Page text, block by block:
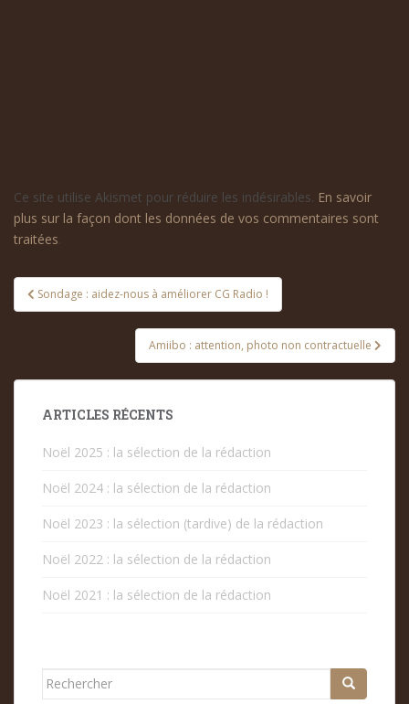
Ce site utilise Akismet pour réduire les indésirables. En savoir
plus sur la façon dont les données de vos commentaires sont
traitées.
Navigation
de
Sondage : aidez-nous à améliorer CG Radio !
Amiibo : attention, photo non contractuelle
ARTICLES RÉCENTS
Noël 2025 : la sélection de la rédaction
Noël 2024 : la sélection de la rédaction
Noël 2023 : la sélection (tardive) de la rédaction
Noël 2022 : la sélection de la rédaction
Noël 2021 : la sélection de la rédaction
Rechercher...